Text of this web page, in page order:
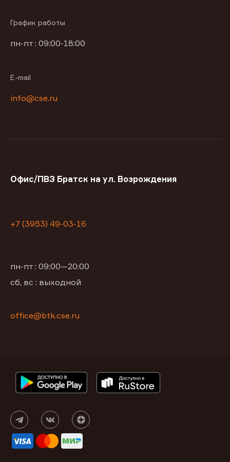
График работы
пн-пт : 09:00-18:00
E-mail
info@cse.ru
Офис/ПВЗ Братск на ул. Возрождения
+7 (3953) 49-03-16
пн-пт : 09:00—20:00
сб, вс : выходной
office@btk.cse.ru